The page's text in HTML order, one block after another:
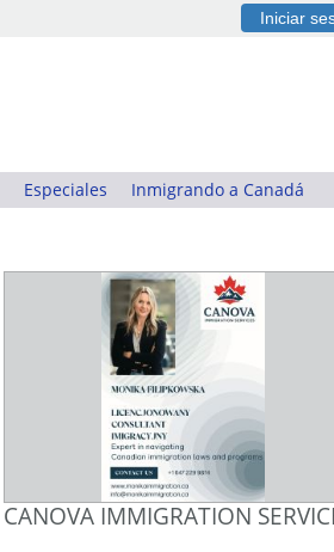
Iniciar
Especiales Inmigrando a Canadá
CANOVA IMMIGRATION